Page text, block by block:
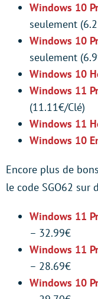
Windows 10
seulement
Windows 10
seulement
Windows 10
Windows 11
(11.11€/Clé)
Windows 11
Windows 10
Encore plus de
le code SGO62 sur
Windows 11
– 32.99€
Windows 11
– 28.69€
Windows 10